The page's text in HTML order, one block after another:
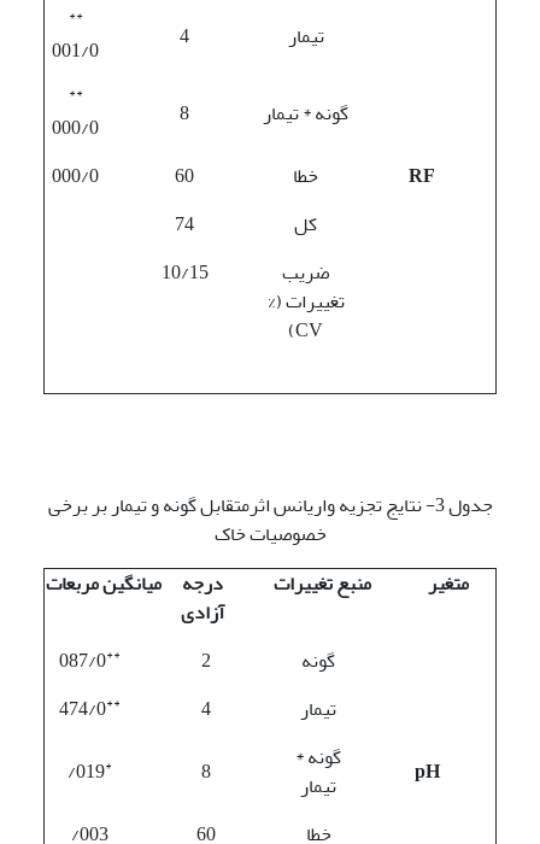
تیمار
4
**
001/0
گونه * تیمار
8
**
000/0
RF
خطا 60
000/0
کل
74
ضریب
تغییرات (%
CV)
10/15
جدول 3- نتایج تجزیه واریانس اثرمتقابل گونه و تیمار بر برخی
خصوصیات خاک
متغیر
منبع تغییرات
درجه
آزادی
میانگین مربعات
گونه 2
**
087/0
تیمار
4
**
474/0
pH
گونه *
تیمار
8
*
019/
خطا
60
003/